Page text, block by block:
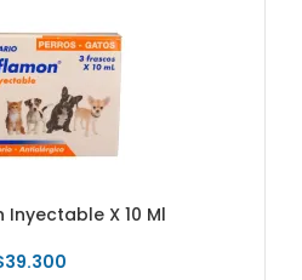
Inyectable X 10 Ml
39.300